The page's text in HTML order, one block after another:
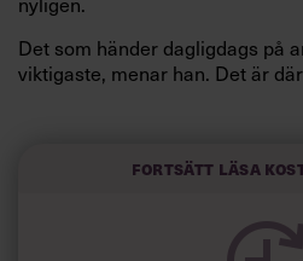
Det som händer dagligdags på
viktigaste, menar han. Det är
och höjt arbetsglädjen på
Fortsätt läsa